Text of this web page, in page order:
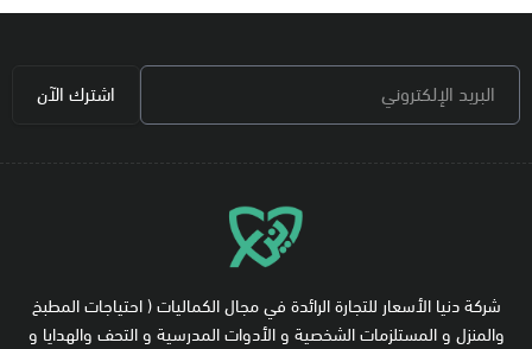
البريد الإلكتروني
اشترك الآن
شركة دنيا الأسعار للتجارة الرائدة في مجال الكماليات ( احتياجات المطبخ
والمنزل و المستلزمات الشخصية و الأدوات المدرسية و التحف والهدايا و